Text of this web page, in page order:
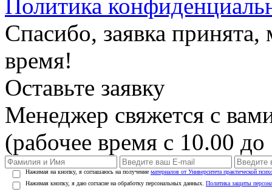
Политика
Спасибо, заявка
время!
Оставьте заявку
Менеджер свяжется с
(рабочее время с 10.00
Нажимая на кнопку, я соглашаюсь на получение материалов от Университета практической
Нажимая кнопку, я даю согласие на обработку персональных данных. Политика защиты